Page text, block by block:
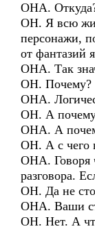
ОНА.
ОН. Я всю
персонажи,
от фантазий
ОНА. Так
ОН. Почему?
ОНА.
ОН. А
ОНА. А
ОН. А с чего
ОНА. Говоря
разговора.
ОН. Да не
ОНА. Ваши
ОН. Нет. А